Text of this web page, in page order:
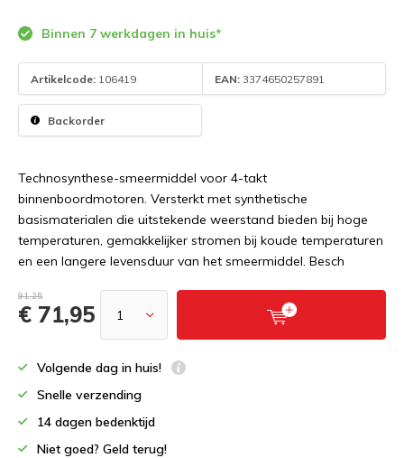
Binnen 7 werkdagen in huis*
Artikelcode: 106419 EAN: 3374650257891
Backorder
Technosynthese-smeermiddel voor 4-takt
binnenboordmotoren. Versterkt met synthetische
basismaterialen die uitstekende weerstand bieden bij hoge
temperaturen, gemakkelijker stromen bij koude temperaturen
en een langere levensduur van het smeermiddel. Besch
91,25
€ 71,95
Volgende dag in huis!
Snelle verzending
14 dagen bedenktijd
Niet goed? Geld terug!